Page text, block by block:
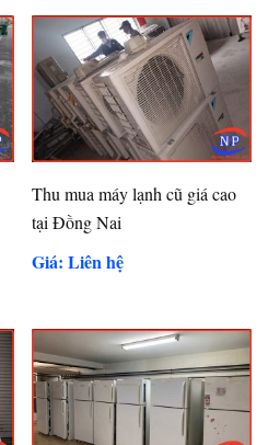
Thu mua máy lạnh cũ giá cao
tại Đồng Nai
Giá: Liên hệ